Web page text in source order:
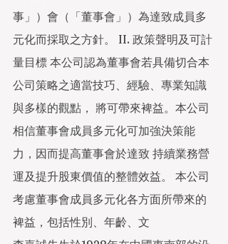
事」）會（「董事會」）為達致成員多
元化而採取之方針。 II. 政策聲明及可計
量目標 本公司認為董事會若具備切合本
公司策略之適當技巧、經驗、專業知識
與多樣的觀點， 將可帶來裨益。本公司
相信董事會成員多元化可加強決策能
力，因而提高董事會於達致 持續業務營
運及提升股東價值的整體效益。 本公司
考慮董事會成員多元化各方面所帶來的
裨益，包括性別、年齡、文